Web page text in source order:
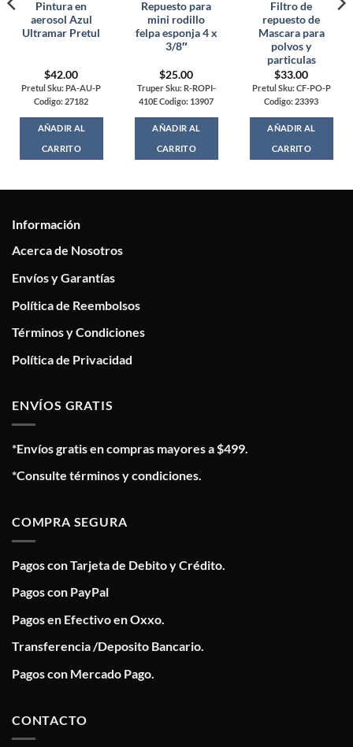
Pintura en
aerosol Azul
Ultramar Pretul
$42.00
Pretul Sku: PA-AU-P
Codigo: 27182
AÑADIR AL
CARRITO
Repuesto para
mini rodillo
felpa esponja 4 x
3/8″
$25.00
Truper Sku: R-ROPI-
410E Codigo: 13907
AÑADIR AL
CARRITO
Filtro de
repuesto de
Mascara para
polvos y
particulas
$33.00
Pretul Sku: CF-PO-P
Codigo: 23393
AÑADIR AL
CARRITO
Información
Acerca de Nosotros
Envíos y Garantías
Política de Reembolsos
Términos y Condiciones
Política de Privacidad
ENVÍOS GRATIS
*Envíos gratis en compras mayores a $499.
*Consulte términos y condiciones.
COMPRA SEGURA
Pagos con Tarjeta de Debito y Crédito.
Pagos con PayPal
Pagos en Efectivo en Oxxo.
Transferencia /Deposito Bancario.
Pagos con Mercado Pago.
CONTACTO